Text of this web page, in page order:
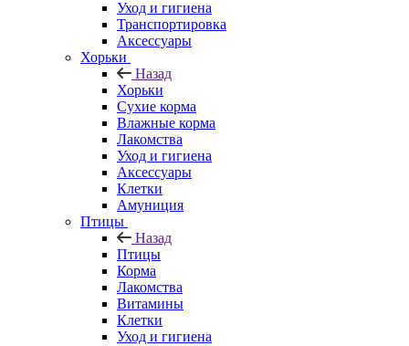
Уход и гигиена
Транспортировка
Аксессуары
Хорьки
Назад
Хорьки
Сухие корма
Влажные корма
Лакомства
Уход и гигиена
Аксессуары
Клетки
Амуниция
Птицы
Назад
Птицы
Корма
Лакомства
Витамины
Клетки
Уход и гигиена